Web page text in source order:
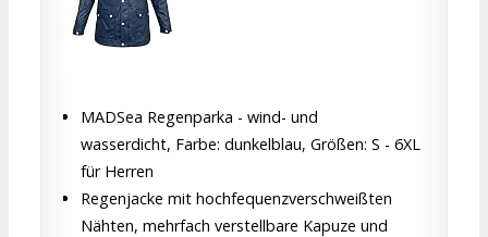
MADSea Regenparka - wind- und
wasserdicht, Farbe: dunkelblau, Größen: S - 6XL
für Herren
Regenjacke mit hochfequenzverschweißten
Nähten, mehrfach verstellbare Kapuze und